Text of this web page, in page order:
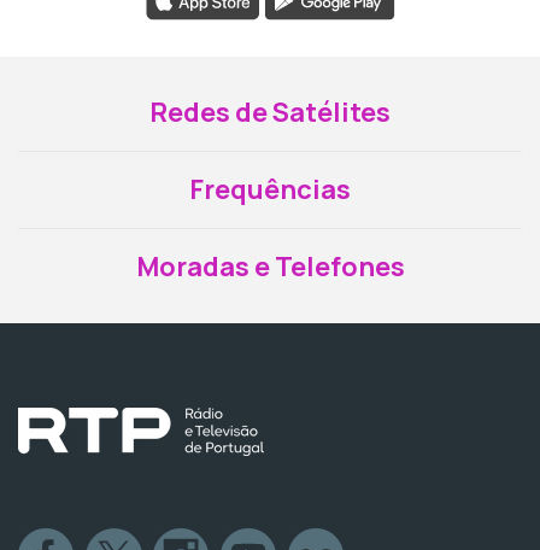
Redes de Satélites
Frequências
Moradas e Telefones